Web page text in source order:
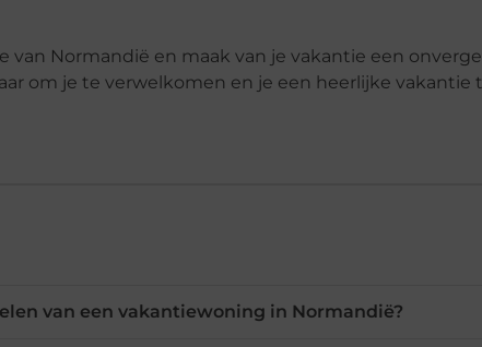
van Normandië en maak van je vakantie een
om je te verwelkomen en je een heerlijke vakantie
van een vakantiewoning in Normandië?